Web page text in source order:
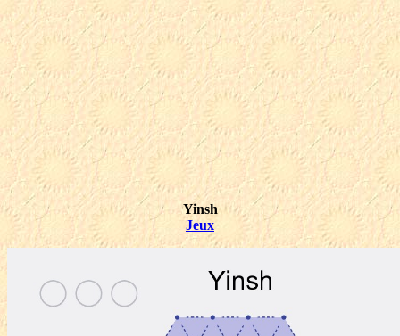
Yinsh
Jeux